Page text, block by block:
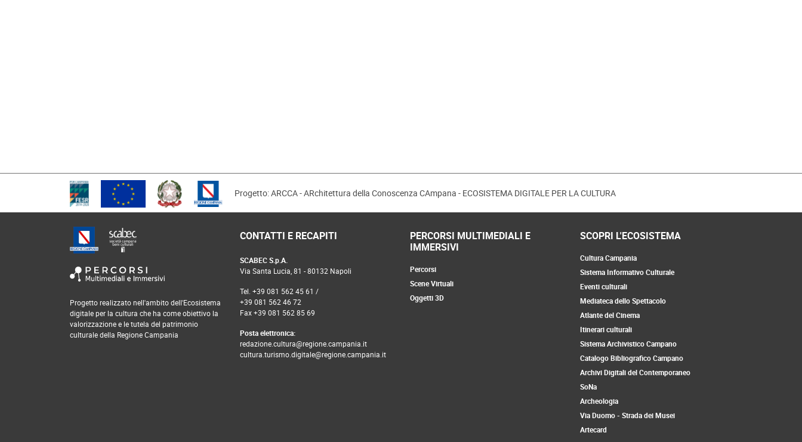
Progetto: ARCCA - ARchitettura della Conoscenza CAmpana - ECOSISTEMA DIGITALE PER LA CULTURA
Progetto realizzato nell'ambito dell'Ecosistema
digitale per la cultura che ha come obiettivo la
valorizzazione e le tutela del patrimonio
culturale della Regione Campania
CONTATTI E RECAPITI
SCABEC S.p.A.
Via Santa Lucia, 81 - 80132 Napoli
Tel. +39 081 562 45 61 /
+39 081 562 46 72
Fax +39 081 562 85 69
Posta elettronica:
redazione.cultura@regione.campania.it
cultura.turismo.digitale@regione.campania.it
PERCORSI MULTIMEDIALI E
IMMERSIVI
Percorsi
Scene Virtuali
Oggetti 3D
SCOPRI L'ECOSISTEMA
Cultura Campania
Sistema Informativo Culturale
Eventi culturali
Mediateca dello Spettacolo
Atlante del Cinema
Itinerari culturali
Sistema Archivistico Campano
Catalogo Bibliografico Campano
Archivi Digitali del Contemporaneo
SoNa
Archeologia
Via Duomo - Strada dei Musei
Artecard